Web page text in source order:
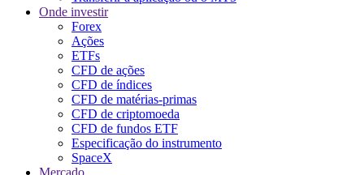
Onde investir
Forex
Ações
ETFs
CFD de ações
CFD de índices
CFD de matérias-primas
CFD de criptomoeda
CFD de fundos ETF
Especificação do instrumento
SpaceX
Mercado